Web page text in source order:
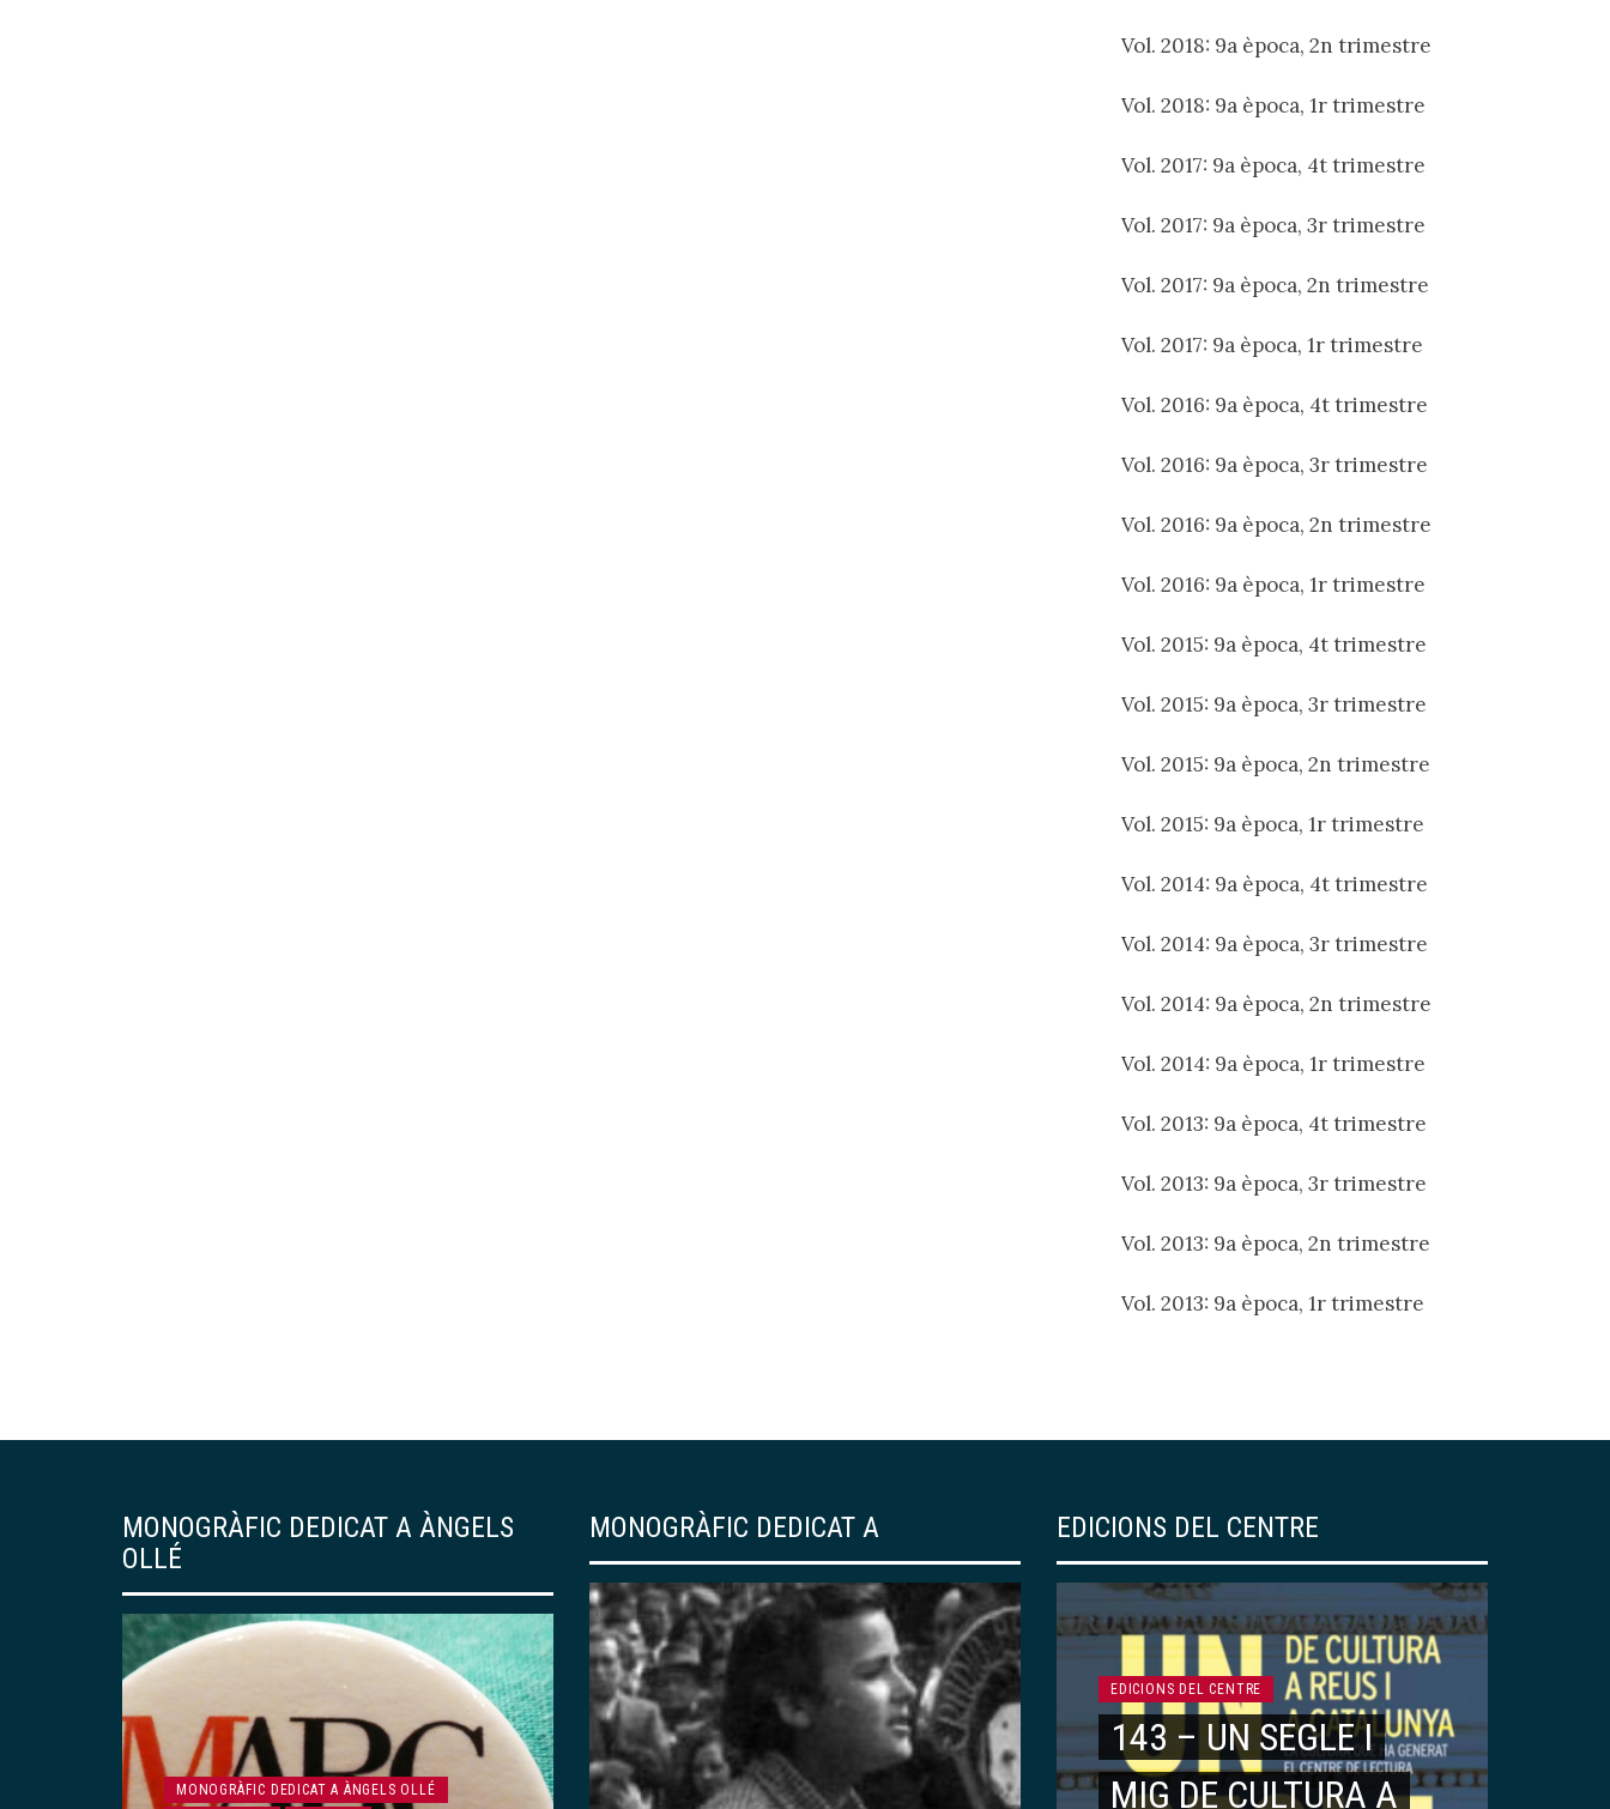
Vol. 2018: 9a època, 2n trimestre
Vol. 2018: 9a època, 1r trimestre
Vol. 2017: 9a època, 4t trimestre
Vol. 2017: 9a època, 3r trimestre
Vol. 2017: 9a època, 2n trimestre
Vol. 2017: 9a època, 1r trimestre
Vol. 2016: 9a època, 4t trimestre
Vol. 2016: 9a època, 3r trimestre
Vol. 2016: 9a època, 2n trimestre
Vol. 2016: 9a època, 1r trimestre
Vol. 2015: 9a època, 4t trimestre
Vol. 2015: 9a època, 3r trimestre
Vol. 2015: 9a època, 2n trimestre
Vol. 2015: 9a època, 1r trimestre
Vol. 2014: 9a època, 4t trimestre
Vol. 2014: 9a època, 3r trimestre
Vol. 2014: 9a època, 2n trimestre
Vol. 2014: 9a època, 1r trimestre
Vol. 2013: 9a època, 4t trimestre
Vol. 2013: 9a època, 3r trimestre
Vol. 2013: 9a època, 2n trimestre
Vol. 2013: 9a època, 1r trimestre
MONOGRÀFIC DEDICAT A ÀNGELS
OLLÉ
MONOGRÀFIC DEDICAT A ÀNGELS OLLÉ
MONOGRÀFIC DEDICAT A EDICIONS DEL CENTRE
139 – «RESSÒ DE
JAPONISME». UN
RECORREGUT PER LA
COL·LECCIÓ DE
EDICIONS DEL CENTRE
143 – UN SEGLE I
MIG DE CULTURA A